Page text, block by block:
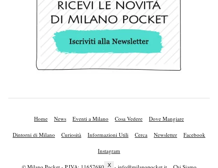
Home News Eventi a Milano Cosa Vedere Dove Mangiare
Dintorni di Milano Curiosità Informazioni Utili Cerca Newsletter Facebook
Instagram
X